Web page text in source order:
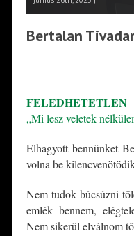
Bertalan
FELEDHETETLEN
„Mi lesz veletek
Elhagyott bennünket
volna be
Nem tudok búcsúzni
emlék bennem,
Nem sikerül elválnom